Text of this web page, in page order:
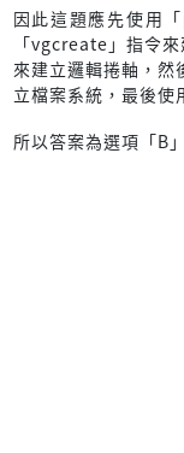
因此這題應先使用
「vgcreate」指令
來建立邏輯捲軸，
立檔案系統，最後
所以答案為選項「B